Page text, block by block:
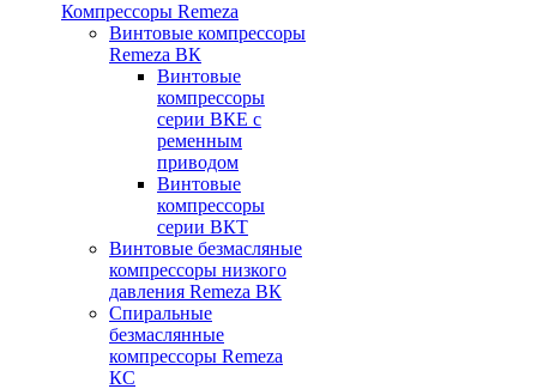
Компрессоры Remeza
Винтовые компрессоры
Remeza ВК
Винтовые
компрессоры
серии ВКЕ с
ременным
приводом
Винтовые
компрессоры
серии ВКТ
Винтовые безмасляные
компрессоры низкого
давления Remeza ВК
Спиральные
безмаслянные
компрессоры Remeza
КС